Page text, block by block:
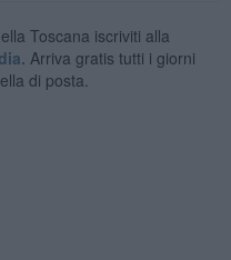
Toscana iscriviti alla
Arriva gratis tutti i giorni
di posta.